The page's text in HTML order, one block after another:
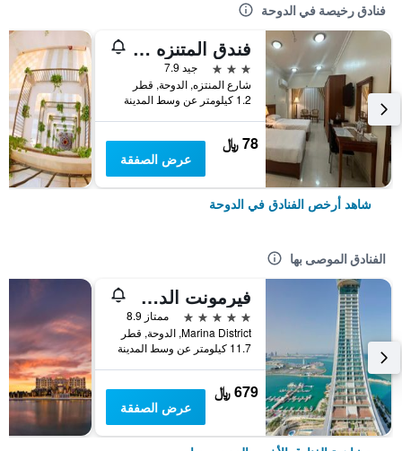
فنادق رخيصة في الدوحة
فندق المتنزه بلازا
3 نجوم
جيد 7.9
شارع المنتزه, الدوحة, قطر
1.2 كيلومتر عن وسط المدينة
78 ﷼
عرض الصفقة
شاهد أرخص الفنادق في الدوحة
الفنادق الموصى بها
فيرمونت الدوحة
5 نجوم
ممتاز 8.9
Marina District, الدوحة, قطر
11.7 كيلومتر عن وسط المدينة
679 ﷼
عرض الصفقة